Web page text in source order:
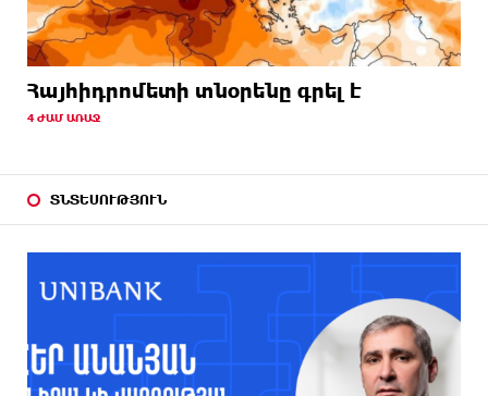
Հայհիդրոմետի տնօրենը գրել է
4 ԺԱՄ ԱՌԱՋ
ՏՆՏԵՍՈՒԹՅՈՒՆ